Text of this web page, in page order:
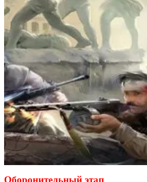
Оборонительный этап